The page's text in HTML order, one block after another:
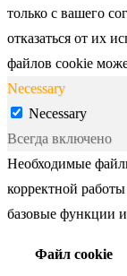
только с вашего
отказаться от их
файлов cookie
Necessary
Necessary
Всегда включено
Необходимые
корректной
базовые функции
Файл cookie